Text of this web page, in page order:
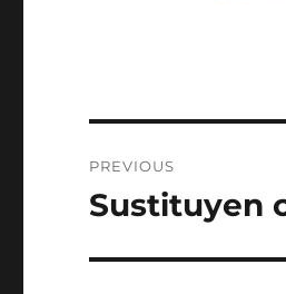
navigation
PREVIOUS
Previous
Sustituyen